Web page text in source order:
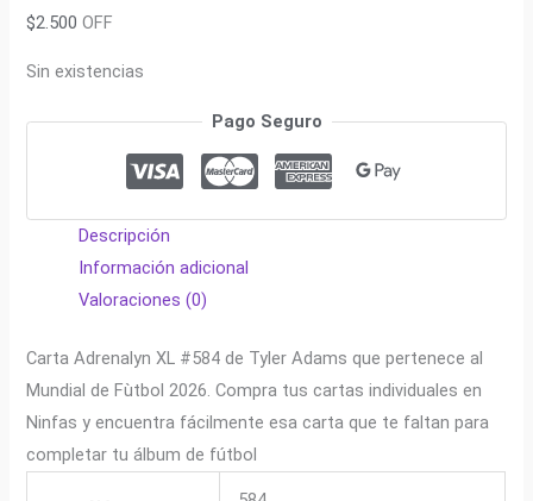
$2.500 OFF
Sin existencias
Pago Seguro
Descripción
Información adicional
Valoraciones (0)
Carta Adrenalyn XL #584 de Tyler Adams que pertenece al
Mundial de Fùtbol 2026. Compra tus cartas individuales en
Ninfas y encuentra fácilmente esa carta que te faltan para
completar tu álbum de fútbol